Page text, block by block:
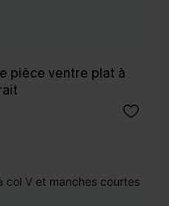
pièce ventre plat à